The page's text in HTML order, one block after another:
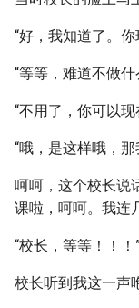
“好，我知道了。
“等等，难道不做
“不用了，你可以
“哦，是这样哦，
呵呵，这个校长说
课啦，呵呵。我连
“校长，等等！！！
校长听到我这一声